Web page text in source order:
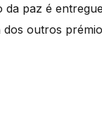
paz é
outros